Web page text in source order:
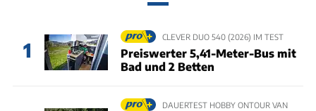
1
CLEVER DUO 540 (2026) IM TEST
Preiswerter 5,41-Meter-Bus mit
Bad und 2 Betten
DAUERTEST HOBBY ONTOUR VAN